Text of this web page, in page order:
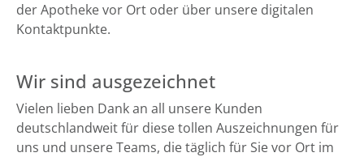
der Apotheke vor Ort oder über unsere digitalen
Kontaktpunkte.
Wir sind ausgezeichnet
Vielen lieben Dank an all unsere Kunden
deutschlandweit für diese tollen Auszeichnungen für
uns und unsere Teams, die täglich für Sie vor Ort im